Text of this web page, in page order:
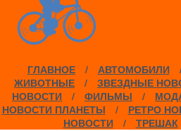
ГЛАВНОЕ / АВТОМОБИЛИ
ЖИВОТНЫЕ
/
ЗВЕЗДНЫЕ
НОВОСТИ
/ ФИЛЬМЫ /
НОВОСТИ ПЛАНЕТЫ
/
РЕТРО
НОВОСТИ
/ ТРЕШАК